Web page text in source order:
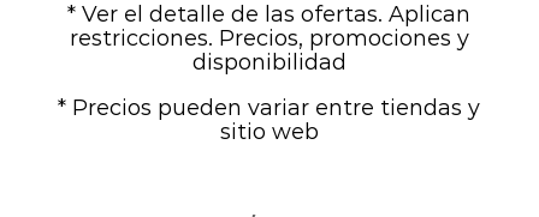
* Ver el detalle de las ofertas. Aplican
restricciones. Precios, promociones y
disponibilidad
* Precios pueden variar entre tiendas y
sitio web